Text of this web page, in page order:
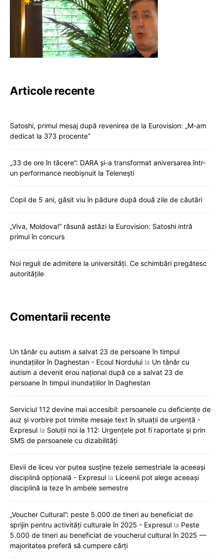
Articole recente
Satoshi, primul mesaj după revenirea de la Eurovision: „M-am
dedicat la 373 procente”
„33 de ore în tăcere”: DARA și-a transformat aniversarea într-
un performance neobișnuit la Telenești
Copil de 5 ani, găsit viu în pădure după două zile de căutări
„Viva, Moldova!” răsună astăzi la Eurovision: Satoshi intră
primul în concurs
Noi reguli de admitere la universități. Ce schimbări pregătesc
autoritățile
Comentarii recente
Un tânăr cu autism a salvat 23 de persoane în timpul
inundațiilor în Daghestan - Ecoul Nordului la Un tânăr cu
autism a devenit erou național după ce a salvat 23 de
persoane în timpul inundațiilor în Daghestan
Serviciul 112 devine mai accesibil: persoanele cu deficiențe de
auz și vorbire pot trimite mesaje text în situații de urgență -
Expresul la Soluții noi la 112: Urgențele pot fi raportate și prin
SMS de persoanele cu dizabilități
Elevii de liceu vor putea susține tezele semestriale la aceeași
disciplină opțională - Expresul la Liceenii pot alege aceeași
disciplină la teze în ambele semestre
„Voucher Cultural”: peste 5.000 de tineri au beneficiat de
sprijin pentru activități culturale în 2025 - Expresul la Peste
5.000 de tineri au beneficiat de voucherul cultural în 2025 —
majoritatea preferă să cumpere cărți